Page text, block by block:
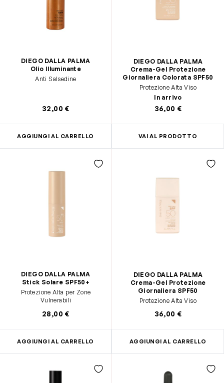
DIEGO DALLA PALMA
Olio Illuminante
Anti Salsedine
32,00 €
AGGIUNGI AL CARRELLO
DIEGO DALLA PALMA
Crema-Gel Protezione
Giornaliera Colorata SPF50
Protezione Alta Viso
In arrivo
36,00 €
VAI AL PRODOTTO
DIEGO DALLA PALMA
Stick Solare SPF50+
Protezione Alta per Zone
Vulnerabili
28,00 €
AGGIUNGI AL CARRELLO
DIEGO DALLA PALMA
Crema-Gel Protezione
Giornaliera SPF50
Protezione Alta Viso
36,00 €
AGGIUNGI AL CARRELLO